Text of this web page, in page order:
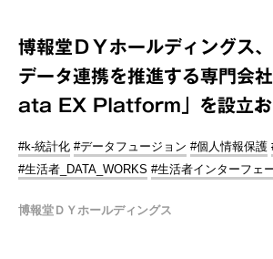
博報堂ＤＹホールディングス
データ連携を推進する専門会
ata EX Platform」を設立お
#k-統計化 #データフュージョン #個人情報保護
#生活者_DATA_WORKS #生活者インターフェ
博報堂ＤＹホールディングス